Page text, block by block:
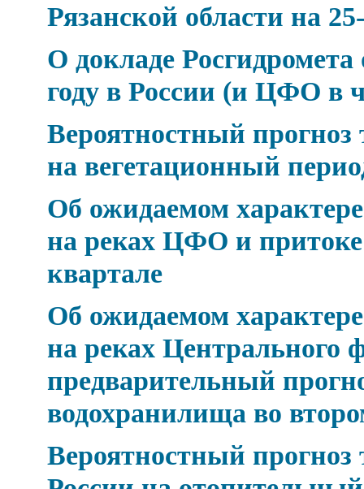
Рязанской области на
О докладе Росгидромета
году в России (и ЦФО в
Вероятностный прогноз
на вегетационный
Об ожидаемом характере
на реках ЦФО и
квартале
Об ожидаемом характере
на реках Центрального
предварительный
водохранилища во
Вероятностный